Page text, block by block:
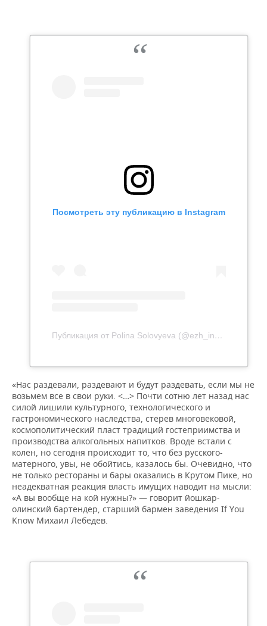
Посмотреть эту публикацию в Instagram
Публикация от Polina Solovyeva (@ezh_in_love.gatsbys_bar)
«Нас раздевали, раздевают и будут раздевать, если мы не
возьмем все в свои руки. <…> Почти сотню лет назад нас
силой лишили культурного, технологического и
гастрономического наследства, стерев многовековой,
космополитический пласт традиций гостеприимства и
производства алкогольных напитков. Вроде встали с
колен, но сегодня происходит то, что без русского-
матерного, увы, не обойтись, казалось бы. Очевидно, что
не только рестораны и бары оказались в Крутом Пике, но
неадекватная реакция власть имущих наводит на мысли:
«А вы вообще на кой нужны?» — говорит йошкар-
олинский бартендер, старший бармен заведения If You
Know Михаил Лебедев.